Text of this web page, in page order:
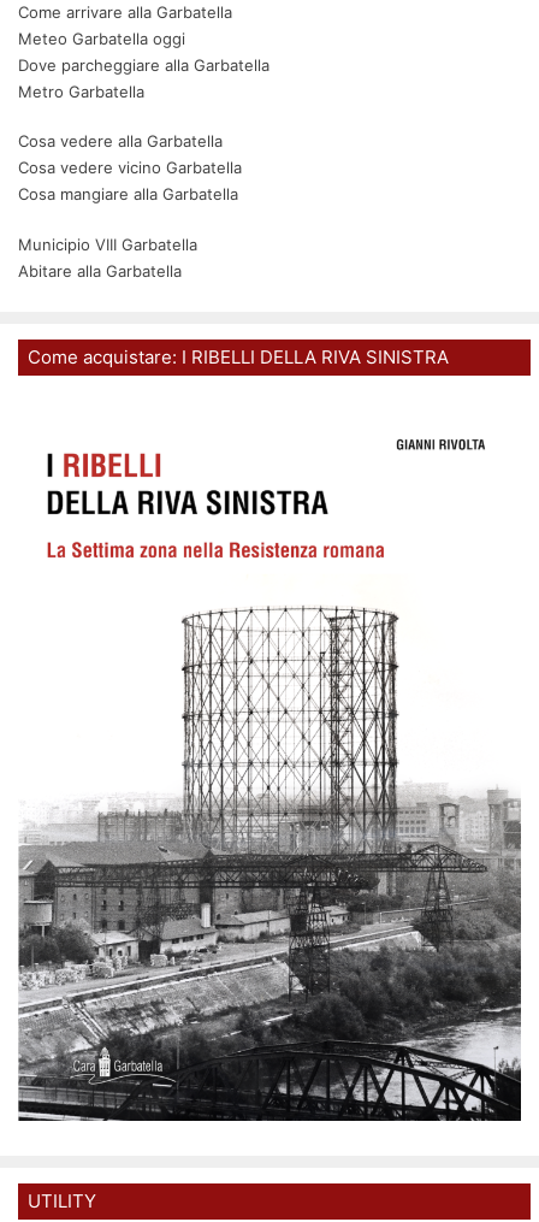
Come arrivare alla Garbatella
Meteo Garbatella oggi
Dove parcheggiare alla Garbatella
Metro Garbatella
Cosa vedere alla Garbatella
Cosa vedere vicino Garbatella
Cosa mangiare alla Garbatella
Municipio VIII Garbatella
Abitare alla Garbatella
Come acquistare: I RIBELLI DELLA RIVA SINISTRA
UTILITY